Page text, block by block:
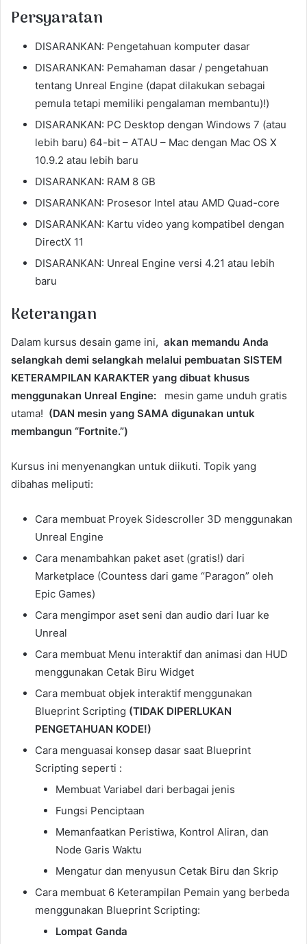
Persyaratan
DISARANKAN: Pengetahuan komputer dasar
DISARANKAN: Pemahaman dasar / pengetahuan
tentang Unreal Engine (dapat dilakukan sebagai
pemula tetapi memiliki pengalaman membantu)!)
DISARANKAN: PC Desktop dengan Windows 7 (atau
lebih baru) 64-bit – ATAU – Mac dengan Mac OS X
10.9.2 atau lebih baru
DISARANKAN: RAM 8 GB
DISARANKAN: Prosesor Intel atau AMD Quad-core
DISARANKAN: Kartu video yang kompatibel dengan
DirectX 11
DISARANKAN: Unreal Engine versi 4.21 atau lebih
baru
Keterangan
Dalam kursus desain game ini, akan memandu Anda
selangkah demi selangkah melalui pembuatan SISTEM
KETERAMPILAN KARAKTER yang dibuat khusus
menggunakan Unreal Engine: mesin game unduh gratis
utama! (DAN mesin yang SAMA digunakan untuk
membangun “Fortnite.”)
Kursus ini menyenangkan untuk diikuti. Topik yang
dibahas meliputi:
Cara membuat Proyek Sidescroller 3D menggunakan
Unreal Engine
Cara menambahkan paket aset (gratis!) dari
Marketplace (Countess dari game “Paragon” oleh
Epic Games)
Cara mengimpor aset seni dan audio dari luar ke
Unreal
Cara membuat Menu interaktif dan animasi dan HUD
menggunakan Cetak Biru Widget
Cara membuat objek interaktif menggunakan
Blueprint Scripting (TIDAK DIPERLUKAN
PENGETAHUAN KODE!)
Cara menguasai konsep dasar saat Blueprint
Scripting seperti :
Membuat Variabel dari berbagai jenis
Fungsi Penciptaan
Memanfaatkan Peristiwa, Kontrol Aliran, dan
Node Garis Waktu
Mengatur dan menyusun Cetak Biru dan Skrip
Cara membuat 6 Keterampilan Pemain yang berbeda
menggunakan Blueprint Scripting:
Lompat Ganda